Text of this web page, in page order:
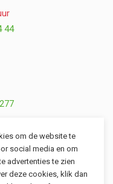
44
44
om de website te
social media en om
advertenties te zien
deze cookies, klik dan